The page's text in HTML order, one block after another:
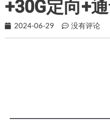
+30G定向+
2024-06-29 没有评论